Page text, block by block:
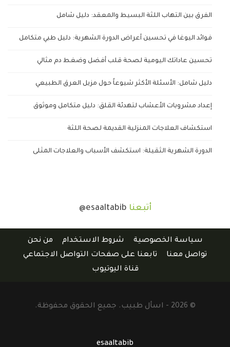
الفرق بين التهاب اللثة البسيط والمعقد: دليل شامل
فوائد اليوغا في تحسين أعراض الدورة الشهرية: دليل طبي متكامل
تحسين عاداتك اليومية لصحة قلب أفضل وضغط دم مثالي
دليل شامل: الأسئلة الأكثر شيوعاً حول مزيل العرق الطبيعي
إعداد مشروبات الأعشاب لتهدئة القلق: دليل متكامل وموثوق
استكشاف العلاجات المنزلية القديمة لصحة اللثة
الدورة الشهرية الثقيلة: استكشف الأسباب والعلاجات المثلى
أتبعنا @esaaltabib
سياسة الخصوصية شروط الاستخدام
من نحن
تواصل معنا
تابعنا على صفحات التواصل الاجتماعي
قناة اليوتيوب
© 2026 - اسأل طبيب. جميع الحقوق محفوظة.
esaaltabib